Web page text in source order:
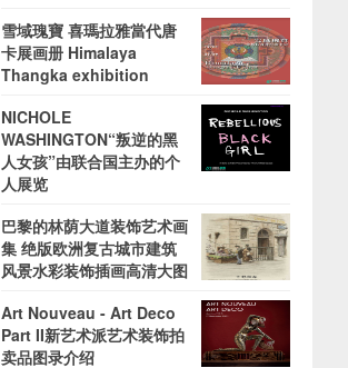
雪域瑰寶 喜瑪拉雅當代唐
卡展画册 Himalaya
Thangka exhibition
NICHOLE
WASHINGTON“叛逆的黑
人女孩”由联合国主办的个
人展览
巴黎的林荫大道装饰艺术画
集 绝版欧洲复古城市建筑
风景水彩装饰插画高清大图
Art Nouveau - Art Deco
Part II新艺术派艺术装饰拍
卖品图录介绍